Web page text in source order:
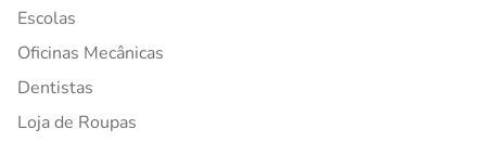
Escolas
Oficinas Mecânicas
Dentistas
Loja de Roupas